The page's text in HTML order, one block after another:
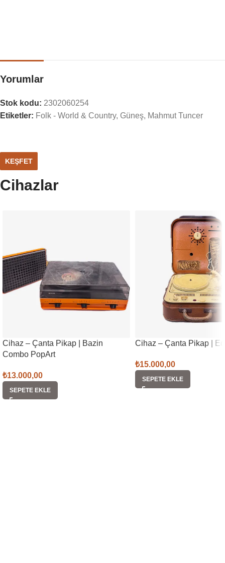
Yorumlar
Stok kodu: 2302060254
Etiketler: Folk - World & Country, Güneş, Mahmut Tuncer
KEŞFET
Cihazlar
Cihaz – Çanta Pikap | Bazin
Combo PopArt
₺13.000,00
SEPETE EKLE
Cihaz – Çanta Pikap |
₺15.000,00
SEPETE EKLE